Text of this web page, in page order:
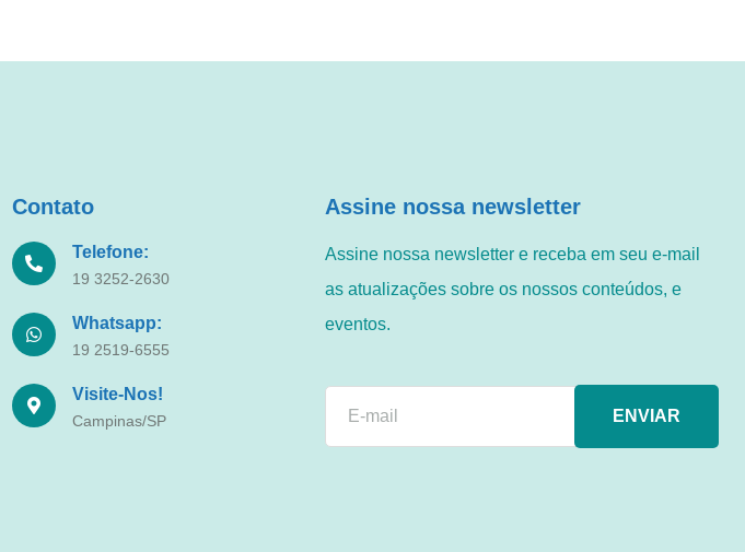
Contato
Telefone:
19 3252-2630
Whatsapp:
19 2519-6555
Visite-Nos!
Campinas/SP
Assine nossa newsletter
Assine nossa newsletter e receba em seu e-mail
as atualizações sobre os nossos conteúdos, e
eventos.
ENVIAR